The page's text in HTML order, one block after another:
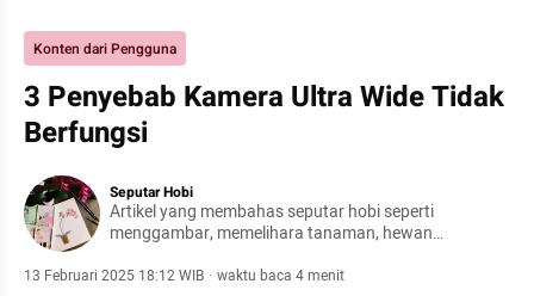
Konten dari Pengguna
3 Penyebab Kamera Ultra Wide Tidak
Berfungsi
Seputar Hobi
Artikel yang membahas seputar hobi seperti
menggambar, memelihara tanaman, hewan
13 Februari 2025 18:12 WIB · waktu baca 4 menit